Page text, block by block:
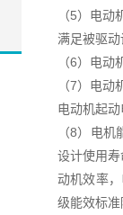
（5）电
满足被驱
（6）电
（7）电
电动机起
（8）电
设计使用
动机效率
级能效标